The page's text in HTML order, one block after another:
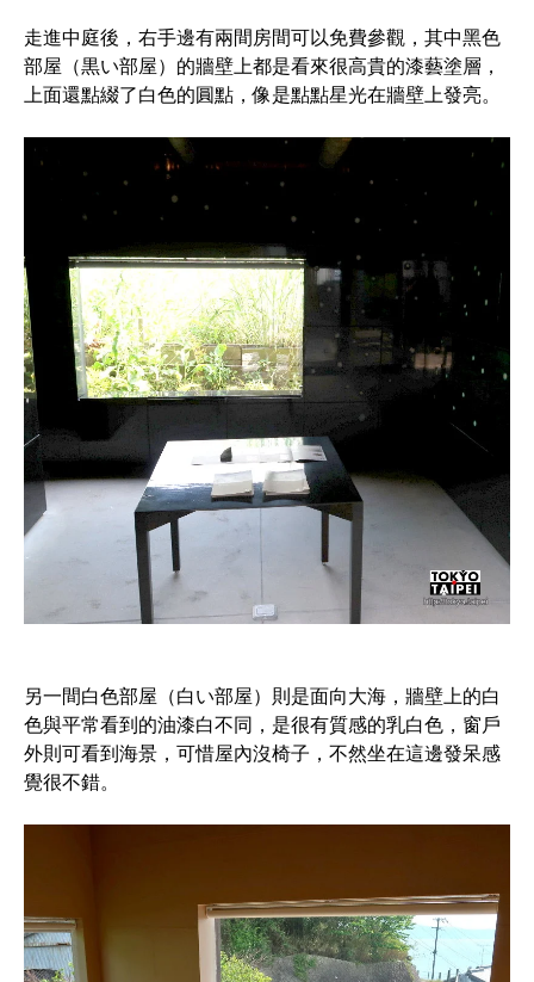
走進中庭後，右手邊有兩間房間可以免費參觀，其中黑色
部屋（黒い部屋）的牆壁上都是看來很高貴的漆藝塗層，
上面還點綴了白色的圓點，像是點點星光在牆壁上發亮。
另一間白色部屋（白い部屋）則是面向大海，牆壁上的白
色與平常看到的油漆白不同，是很有質感的乳白色，窗戶
外則可看到海景，可惜屋內沒椅子，不然坐在這邊發呆感
覺很不錯。